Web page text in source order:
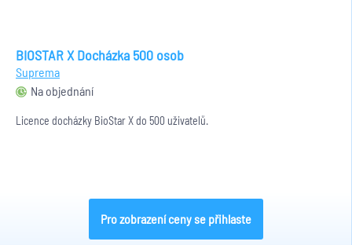
BIOSTAR X Docházka 500 osob
Suprema
Na objednání
Licence docházky BioStar X do 500 uživatelů.
Pro zobrazení ceny se přihlaste